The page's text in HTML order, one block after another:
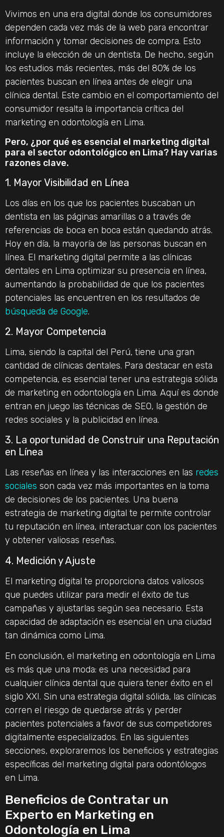
Vivimos en una era digital donde los consumidores
dependen cada vez más de la web para encontrar
información y tomar decisiones de compra. Esto
incluye la elección de un dentista. De hecho, según
los estudios más recientes, más del 80% de los
pacientes buscan en línea antes de elegir una
clínica dental. Este cambio en el comportamiento del
consumidor resalta la importancia crítica del
marketing en odontología en Lima.
Pero, ¿por qué es esencial el marketing digital
para el sector odontológico en Lima? Hay varias
razones clave.
1. Mayor Visibilidad en Línea
Los días en los que los pacientes buscaban un
dentista en las páginas amarillas o a través de
referencias de boca en boca están quedando atrás.
Hoy en día, la mayoría de las personas buscan en
línea. El marketing digital permite a las clínicas
dentales en Lima optimizar su presencia en línea,
aumentando la probabilidad de que los pacientes
potenciales las encuentren en los resultados de
búsqueda de Google.
2. Mayor Competencia
Lima, siendo la capital del Perú, tiene una gran
cantidad de clínicas dentales. Para destacar en esta
competencia, es esencial tener una estrategia sólida
de marketing en odontología en Lima. Aquí es donde
entran en juego las técnicas de SEO, la gestión de
redes sociales y la publicidad en línea.
3. La oportunidad de Construir una Reputación
en Línea
Las reseñas en línea y las interacciones en las redes
sociales son cada vez más importantes en la toma
de decisiones de los pacientes. Una buena
estrategia de marketing digital te permite controlar
tu reputación en línea, interactuar con los pacientes
y obtener valiosas reseñas.
4. Medición y Ajuste
El marketing digital te proporciona datos valiosos
que puedes utilizar para medir el éxito de tus
campañas y ajustarlas según sea necesario. Esta
capacidad de adaptación es esencial en una ciudad
tan dinámica como Lima.
En conclusión, el marketing en odontología en Lima
es más que una moda: es una necesidad para
cualquier clínica dental que quiera tener éxito en el
siglo XXI. Sin una estrategia digital sólida, las clínicas
corren el riesgo de quedarse atrás y perder
pacientes potenciales a favor de sus competidores
digitalmente especializados. En las siguientes
secciones, exploraremos los beneficios y estrategias
específicas del marketing digital para odontólogos
en Lima.
Beneficios de Contratar un
Experto en Marketing en
Odontología en Lima